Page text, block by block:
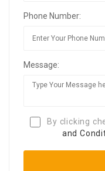
Phone Number:
Message:
By clicking
and